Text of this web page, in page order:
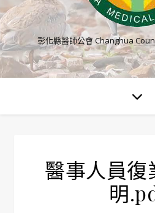
彰化縣醫師公會 Changhua
醫事人員復
明